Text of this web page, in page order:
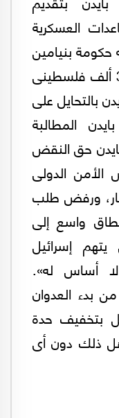
العسكرية
بنيامين
نتنياهو لقتل ما يقرب من 30 ألف فلسطينى
بالتحايل على
المطالبة
حق النقض
الأمن الدولى
ورفض طلب
واسع إلى
إسرائيل
«لا أساس له».
بدء العدوان
بتخفيف حدة
ذلك دون أى